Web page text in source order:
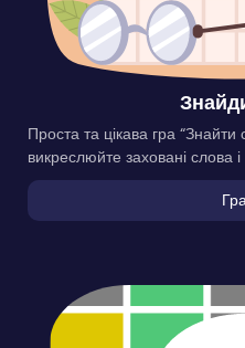
Проста та цікава гра
викреслюйте заховані слова